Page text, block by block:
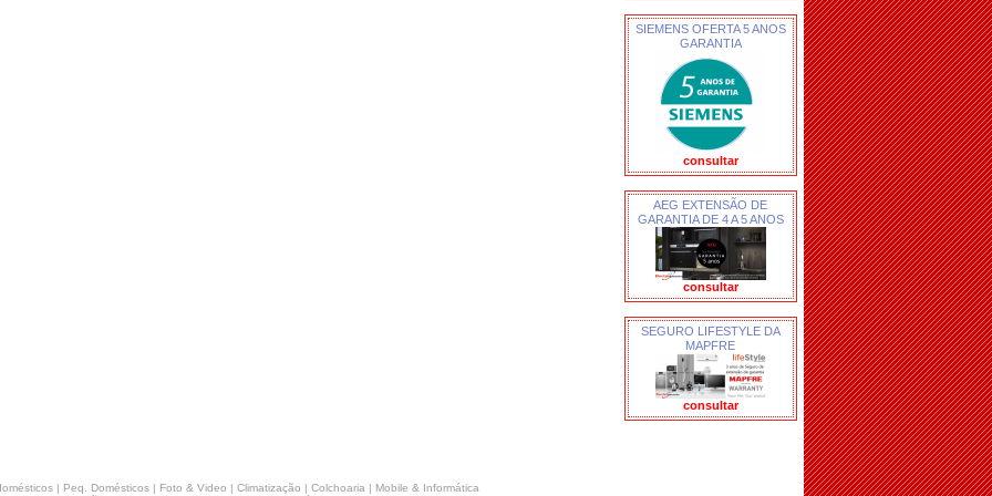
SIEMENS OFERTA 5 ANOS
GARANTIA
consultar
AEG EXTENSÃO DE
GARANTIA DE 4 A 5 ANOS
consultar
SEGURO LIFESTYLE DA
MAPFRE
consultar
| Peq. Domésticos | Foto & Video | Climatização | Colchoaria | Mobile & Informática